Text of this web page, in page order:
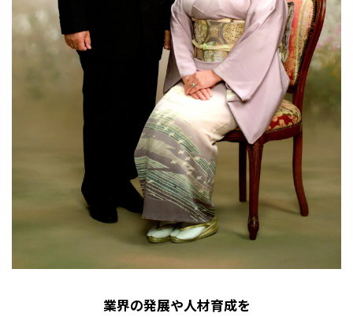
業界の発展や人材育成を